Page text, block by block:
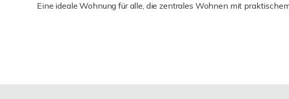
Eine ideale Wohnung für alle, die zentrales Wohnen mit